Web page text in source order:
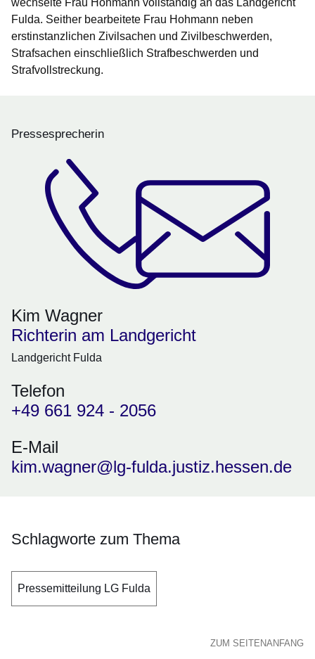
wechselte Frau Hohmann vollständig an das Landgericht
Fulda. Seither bearbeitete Frau Hohmann neben
erstinstanzlichen Zivilsachen und Zivilbeschwerden,
Strafsachen einschließlich Strafbeschwerden und
Strafvollstreckung.
Pressesprecherin
Kim Wagner
Richterin am Landgericht
Landgericht Fulda
Telefon
+49 661 924 - 2056
E-Mail
kim.wagner@lg-fulda.justiz.hessen.de
Schlagworte zum Thema
Pressemitteilung LG Fulda
ZUM SEITENANFANG